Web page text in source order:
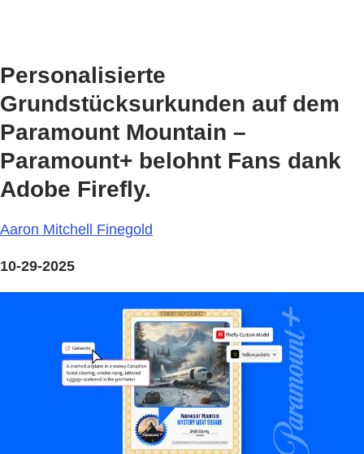
Personalisierte
Grundstücksurkunden auf dem
Paramount Mountain –
Paramount+ belohnt Fans dank
Adobe Firefly.
Aaron Mitchell Finegold
10-29-2025